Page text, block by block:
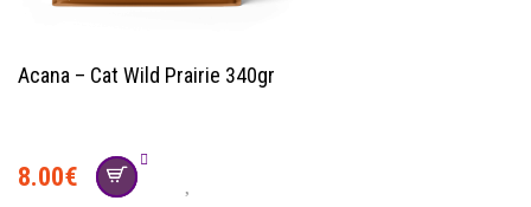
Acana – Cat Wild Prairie 340gr
8.00€